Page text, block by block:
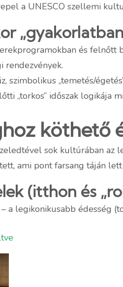
a UNESCO szellemi
és felnőtt
rendezvények.
szimbolikus „temetés/
„torkos” időszak logikája
köthető
sok kultúrában az
ami pont farsang táján lett
(itthon és
a legikonikusabb édesség